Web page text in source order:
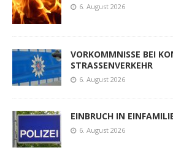
6. August 2026
VORKOMMNISSE BEI
STRASSENVERKEHR
6. August 2026
EINBRUCH IN
6. August 2026